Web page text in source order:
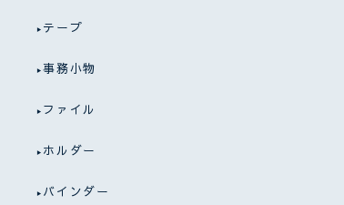
テープ
事務小物
ファイル
ホルダー
バインダー